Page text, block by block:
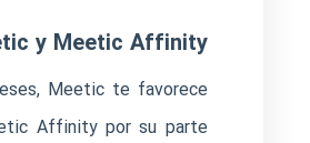
y Meetic Affinity
Meetic te favorece
Affinity por su parte